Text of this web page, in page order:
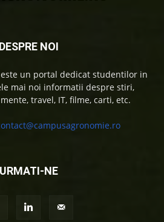
DESPRE NOI
un portal dedicat studentilor in
mai noi informatii despre stiri,
travel, IT, filme, carti, etc.
URMATI-NE